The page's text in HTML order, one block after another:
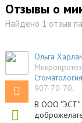
Отзывы о
Найдено 1 отзыв
Ольга
907-70-70.
В ООО "ЭСТ"